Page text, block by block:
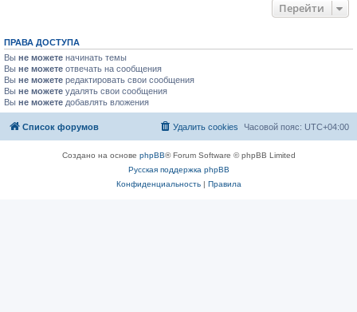
Перейти
ПРАВА ДОСТУПА
Вы не можете начинать темы
Вы не можете отвечать на сообщения
Вы не можете редактировать свои сообщения
Вы не можете удалять свои сообщения
Вы не можете добавлять вложения
Список форумов Часовой пояс: UTC+04:00
Удалить cookies
Создано на основе phpBB® Forum Software © phpBB Limited
Русская поддержка phpBB
Конфиденциальность| Правила